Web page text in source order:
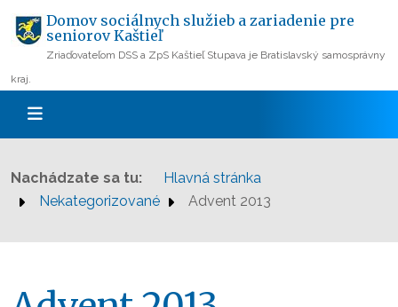
Domov sociálnych služieb a zariadenie pre
seniorov Kaštieľ
Zriaďovateľom DSS a ZpS Kaštieľ Stupava je Bratislavský samosprávny
kraj.
Nachádzate sa tu:
Hlavná stránka
Nekategorizované
Advent 2013